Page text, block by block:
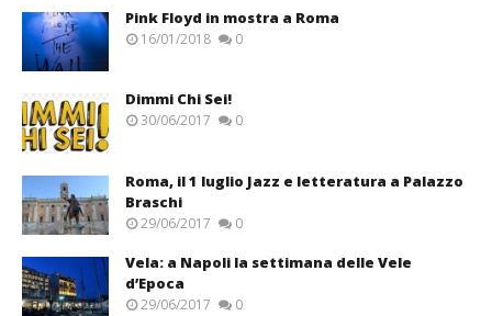
Pink Floyd in mostra a Roma
16/01/2018 0
Dimmi Chi Sei!
30/06/2017 0
Roma, il 1 luglio Jazz e letteratura a Palazzo
Braschi
29/06/2017 0
Vela: a Napoli la settimana delle Vele
d’Epoca
29/06/2017 0